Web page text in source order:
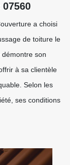
a choisi
de toiture le
son
à sa clientèle
Selon les
ses conditions